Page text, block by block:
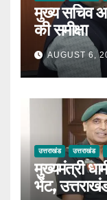
मुख्य सचिव
की समीक्षा
AUGUST 6,
उत्तराखंड उत्तराखंड
मुख्यमंत्री
भेंट,